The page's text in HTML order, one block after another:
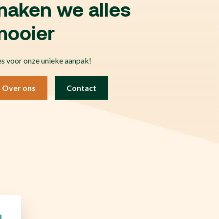
we alles
voor onze unieke aanpak!
Over ons Contact